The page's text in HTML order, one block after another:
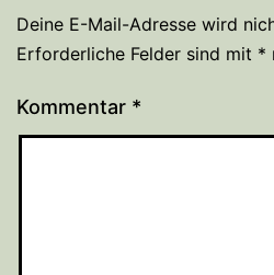
Deine E-Mail-Adresse wird
Erforderliche Felder sind mit *
Kommentar *